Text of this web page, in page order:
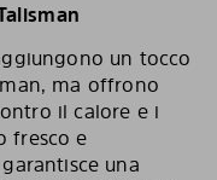
un tocco
ma offrono
il calore e i
fresco e
una